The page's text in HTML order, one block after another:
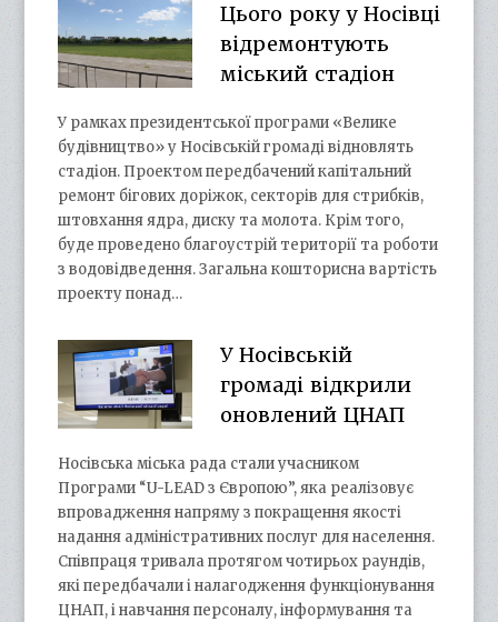
Цього року у Носівці
відремонтують
міський стадіон
У рамках президентської програми «Велике
будівництво» у Носівській громаді відновлять
стадіон. Проектом передбачений капітальний
ремонт бігових доріжок, секторів для стрибків,
штовхання ядра, диску та молота. Крім того,
буде проведено благоустрій території та роботи
з водовідведення. Загальна кошторисна вартість
проекту понад…
У Носівській
громаді відкрили
оновлений ЦНАП
Носівська міська рада стали учасником
Програми “U-LEAD з Європою”, яка реалізовує
впровадження напряму з покращення якості
надання адміністративних послуг для населення.
Співпраця тривала протягом чотирьох раундів,
які передбачали і налагодження функціонування
ЦНАП, і навчання персоналу, інформування та